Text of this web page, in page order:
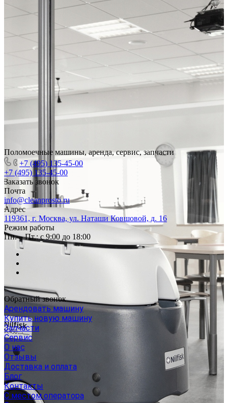
Поломоечные машины, аренда, сервис, запчасти
+7 (495) 135-45-00
+7 (495) 135-45-00
Заказать звонок
Почта
info@cleanprosto.ru
Адрес
119361, г. Москва, ул. Наташи Ковшовой, д. 16
Режим работы
Пн. – Пт.: с 9:00 до 18:00
Обратный звонок
Арендовать машину
Купить новую машину
Запчасти
Сервис
О нас
Отзывы
Доставка и оплата
Блог
Контакты
С местом оператора